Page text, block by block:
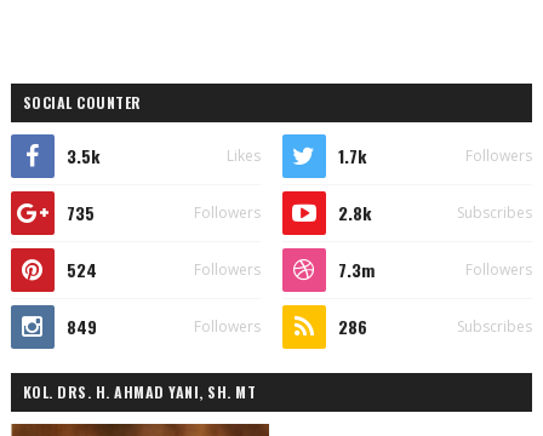
SOCIAL COUNTER
3.5k Likes 1.7k Followers
735 Followers 2.8k Subscribes
524 Followers 7.3m Followers
849 Followers 286 Subscribes
KOL. DRS. H. AHMAD YANI, SH. MT